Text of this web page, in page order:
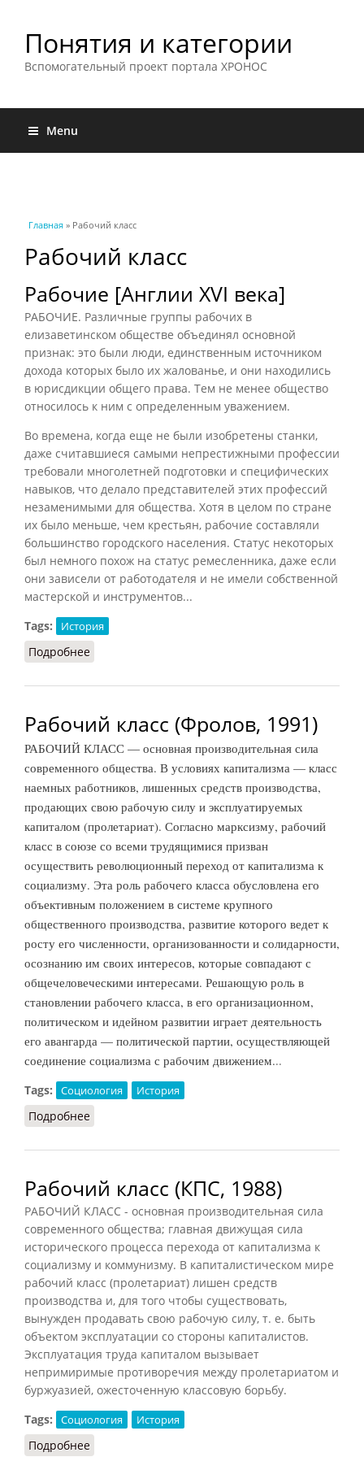
Понятия и категории
Вспомогательный проект портала ХРОНОС
Menu
Вы здесь
Главная » Рабочий класс
Рабочий класс
Рабочие [Англии XVI века]
РАБОЧИЕ. Различные группы рабочих в
елизаветинском обществе объединял основной
признак: это были люди, единственным источником
дохода которых было их жалованье, и они находились
в юрисдикции общего права. Тем не менее общество
относилось к ним с определенным уважением.
Во времена, когда еще не были изобретены станки,
даже считавшиеся самыми непрестижными профессии
требовали многолетней подготовки и специфических
навыков, что делало представителей этих профессий
незаменимыми для общества. Хотя в целом по стране
их было меньше, чем крестьян, рабочие составляли
большинство городского населения. Статус некоторых
был немного похож на статус ремесленника, даже если
они зависели от работодателя и не имели собственной
мастерской и инструментов...
Tags:
История
Подробнее
Рабочий класс (Фролов, 1991)
РАБОЧИЙ КЛАСС — основная производительная сила
современного общества. В условиях капитализма — класс
наемных работников, лишенных средств производства,
продающих свою рабочую силу и эксплуатируемых
капиталом (пролетариат). Согласно марксизму, рабочий
класс в союзе со всеми трудящимися призван
осуществить революционный переход от капитализма к
социализму. Эта роль рабочего класса обусловлена его
объективным положением в системе крупного
общественного производства, развитие которого ведет к
росту его численности, организованности и солидарности,
осознанию им своих интересов, которые совпадают с
общечеловеческими интересами. Решающую роль в
становлении рабочего класса, в его организационном,
политическом и идейном развитии играет деятельность
его авангарда — политической партии, осуществляющей
соединение социализма с рабочим движением...
Tags:
Социология История
Подробнее
Рабочий класс (КПС, 1988)
РАБОЧИЙ КЛАСС - основная производительная сила
современного общества; главная движущая сила
исторического процесса перехода от капитализма к
социализму и коммунизму. В капиталистическом мире
рабочий класс (пролетариат) лишен средств
производства и, для того чтобы существовать,
вынужден продавать свою рабочую силу, т. е. быть
объектом эксплуатации со стороны капиталистов.
Эксплуатация труда капиталом вызывает
непримиримые противоречия между пролетариатом и
буржуазией, ожесточенную классовую борьбу.
Tags:
Социология История
Подробнее